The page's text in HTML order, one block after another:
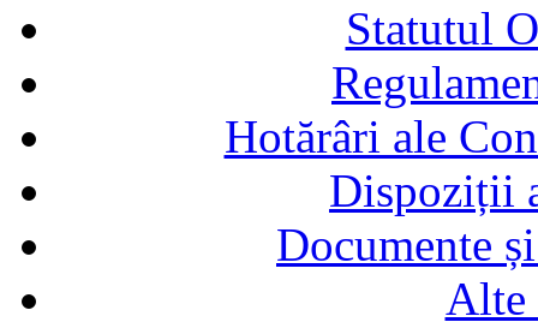
Statutul
Hotărâri ale
Dispoziții
Documente
Alte